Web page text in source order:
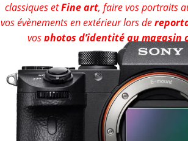
classiques etFine art, faire vos portraits
vos évènements en extérieur lors de
vosphotos d’identité au magasin